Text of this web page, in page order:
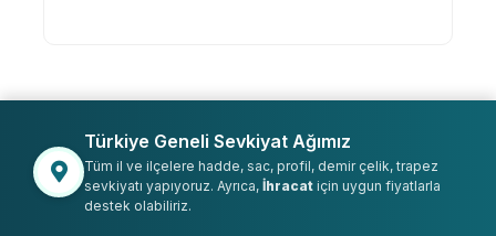
Türkiye Geneli Sevkiyat Ağımız
Tüm il ve ilçelere hadde, sac, profil, demir çelik, trapez
sevkiyatı yapıyoruz. Ayrıca, İhracat için uygun fiyatlarla
destek olabiliriz.